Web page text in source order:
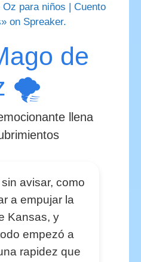
para niños | Cuento
on Spreaker.
de
🌪️
llena
avisar, como
a empujar la
Kansas, y
empezó a
rapidez que